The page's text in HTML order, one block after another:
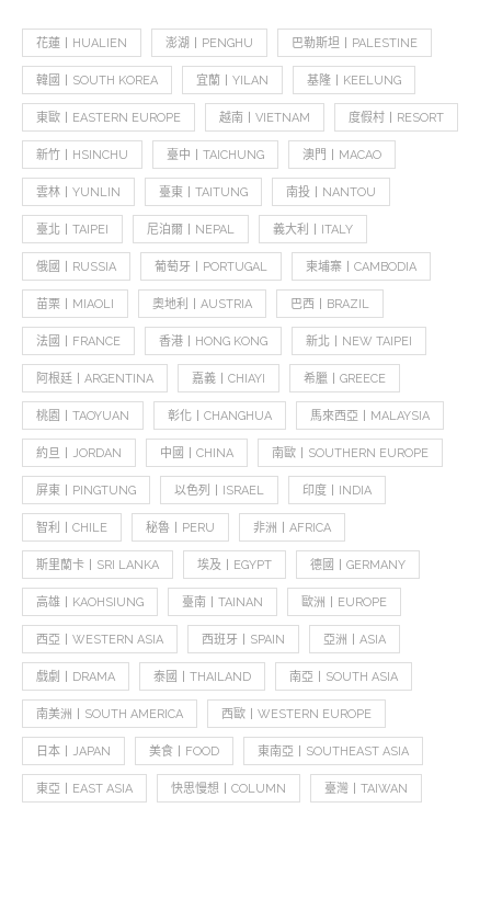
花蓮丨HUALIEN 澎湖丨PENGHU 巴勒斯坦丨PALESTINE
韓國丨SOUTH KOREA 宜蘭丨YILAN 基隆丨KEELUNG
東歐丨EASTERN EUROPE 越南丨VIETNAM 度假村丨RESORT
新竹丨HSINCHU 臺中丨TAICHUNG 澳門丨MACAO
雲林丨YUNLIN 臺東丨TAITUNG 南投丨NANTOU
臺北丨TAIPEI 尼泊爾丨NEPAL 義大利丨ITALY
俄國丨RUSSIA 葡萄牙丨PORTUGAL 柬埔寨丨CAMBODIA
苗栗丨MIAOLI 奧地利丨AUSTRIA 巴西丨BRAZIL
法國丨FRANCE 香港丨HONG KONG 新北丨NEW TAIPEI
阿根廷丨ARGENTINA 嘉義丨CHIAYI 希臘丨GREECE
桃園丨TAOYUAN 彰化丨CHANGHUA 馬來西亞丨MALAYSIA
約旦丨JORDAN 中國丨CHINA 南歐丨SOUTHERN EUROPE
屏東丨PINGTUNG 以色列丨ISRAEL 印度丨INDIA
智利丨CHILE 秘魯丨PERU 非洲丨AFRICA
斯里蘭卡丨SRI LANKA 埃及丨EGYPT 德國丨GERMANY
高雄丨KAOHSIUNG 臺南丨TAINAN 歐洲丨EUROPE
西亞丨WESTERN ASIA 西班牙丨SPAIN 亞洲丨ASIA
戲劇丨DRAMA 泰國丨THAILAND 南亞丨SOUTH ASIA
南美洲丨SOUTH AMERICA 西歐丨WESTERN EUROPE
日本丨JAPAN 美食丨FOOD 東南亞丨SOUTHEAST ASIA
東亞丨EAST ASIA 快思慢想丨COLUMN 臺灣丨TAIWAN